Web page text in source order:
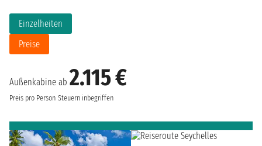
Außenkabine ab 2.115 €
Preis pro Person Steuern inbegriffen
Einzelheiten
Preise